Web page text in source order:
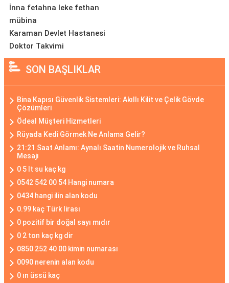
İnna fetahna leke fethan
mübina
Karaman Devlet Hastanesi
Doktor Takvimi
SON BAŞLIKLAR
Bina Kapısı Güvenlik Sistemleri: Akıllı Kilit ve Çelik Gövde
Çözümleri
Ödeal Müşteri Hizmetleri
Rüyada Kedi Görmek Ne Anlama Gelir?
21:21 Saat Anlamı: Aynalı Saatin Numerolojik ve Ruhsal
Mesajı
0 5 lt su kaç kg
0542 542 00 54 Hangi numara
0434 hangi ilin alan kodu
0.99 kaç Türk lirası
0 pozitif bir doğal sayı mıdır
0 2 ton kaç kg dir
0850 252 40 00 kimin numarası
0090 nerenin alan kodu
0 ın üssü kaç